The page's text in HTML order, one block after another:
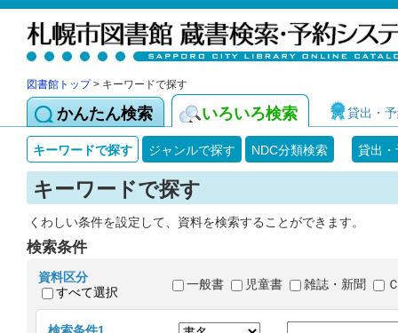
図書館トップ> キーワードで探す
かんたん検索 いろいろ検索 貸出・
キーワードで探す ジャンルで探す NDC分類検索 貸出
キーワードで探す
くわしい条件を設定して、資料を検索することができます。
検索条件
資料区分
すべて選択
一般書 児童書 雑誌・新聞